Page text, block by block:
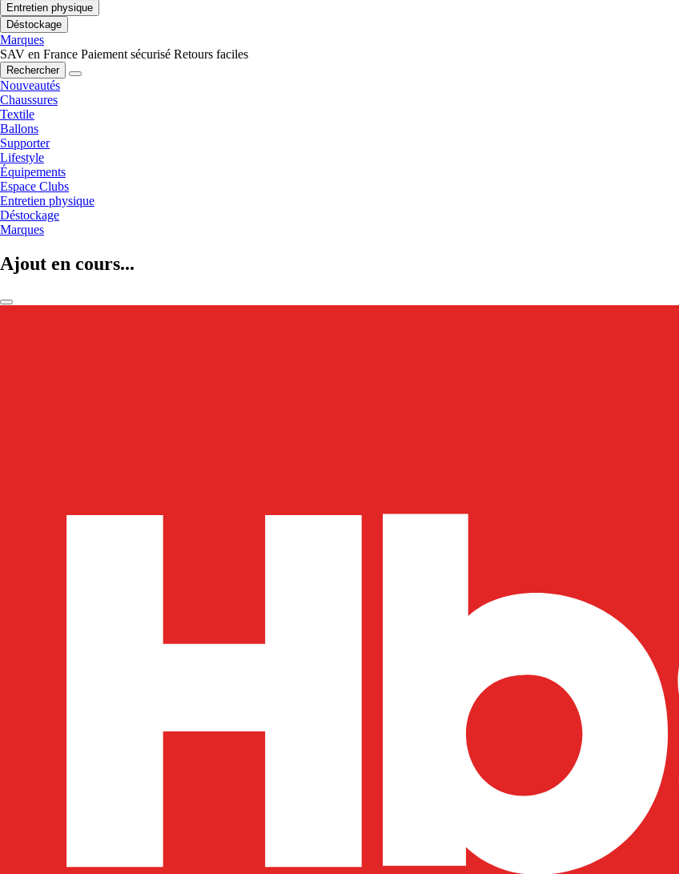
Entretien physique
Déstockage
Marques
SAV en France Paiement sécurisé Retours faciles
Rechercher
Nouveautés
Chaussures
Textile
Ballons
Supporter
Lifestyle
Équipements
Espace Clubs
Entretien physique
Déstockage
Marques
Ajout en cours...